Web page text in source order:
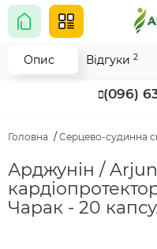
(096)
Головна Серцево-судинна
Арджунін /
Чарак - 20
Опис Відгуки 2